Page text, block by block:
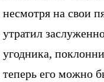
несмотря на свои
утратил
угодника,
теперь его можно